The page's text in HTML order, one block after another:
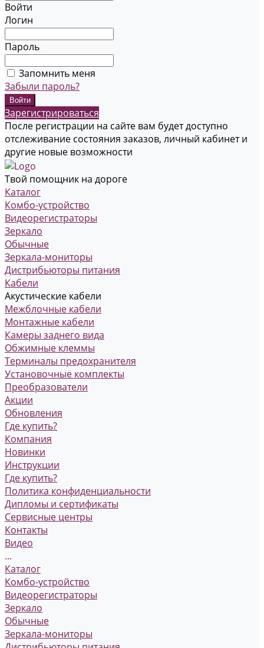
Войти
Логин
Пароль
Запомнить меня
Забыли пароль?
Зарегистрироваться
После регистрации на сайте вам будет доступно
отслеживание состояния заказов, личный кабинет и
другие новые возможности
Твой помощник на дороге
Каталог
Комбо-устройство
Видеорегистраторы
Зеркало
Обычные
Зеркала-мониторы
Дистрибьюторы питания
Кабели
Акустические кабели
Межблочные кабели
Монтажные кабели
Камеры заднего вида
Обжимные клеммы
Терминалы предохранителя
Установочные комплекты
Преобразователи
Акции
Обновления
Где купить?
Компания
Новинки
Инструкции
Где купить?
Политика конфиденциальности
Дипломы и сертификаты
Сервисные центры
Контакты
Видео
...
Каталог
Комбо-устройство
Видеорегистраторы
Зеркало
Обычные
Зеркала-мониторы